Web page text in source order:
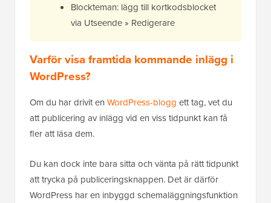
Blockteman: lägg till kortkodsblocket
via Utseende » Redigerare
Varför visa framtida kommande inlägg i
WordPress?
Om du har drivit en WordPress-blogg ett tag, vet du
att publicering av inlägg vid en viss tidpunkt kan få
fler att läsa dem.
Du kan dock inte bara sitta och vänta på rätt tidpunkt
att trycka på publiceringsknappen. Det är därför
WordPress har en inbyggd schemaläggningsfunktion